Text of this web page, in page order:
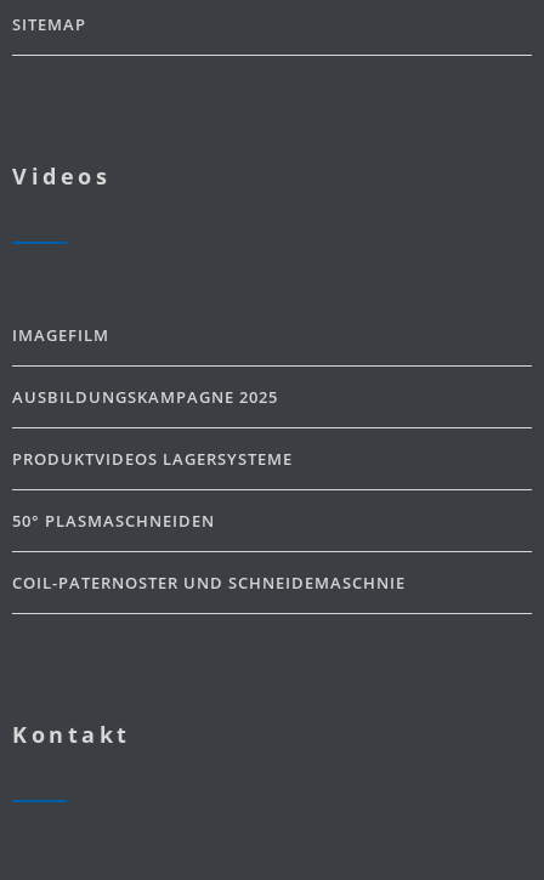
SITEMAP
Videos
IMAGEFILM
AUSBILDUNGSKAMPAGNE 2025
PRODUKTVIDEOS LAGERSYSTEME
50° PLASMASCHNEIDEN
COIL-PATERNOSTER UND SCHNEIDEMASCHNIE
Kontakt